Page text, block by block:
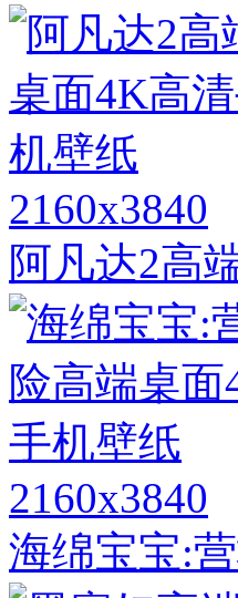
2160x3840
阿凡达2高
2160x3840
海绵宝宝: